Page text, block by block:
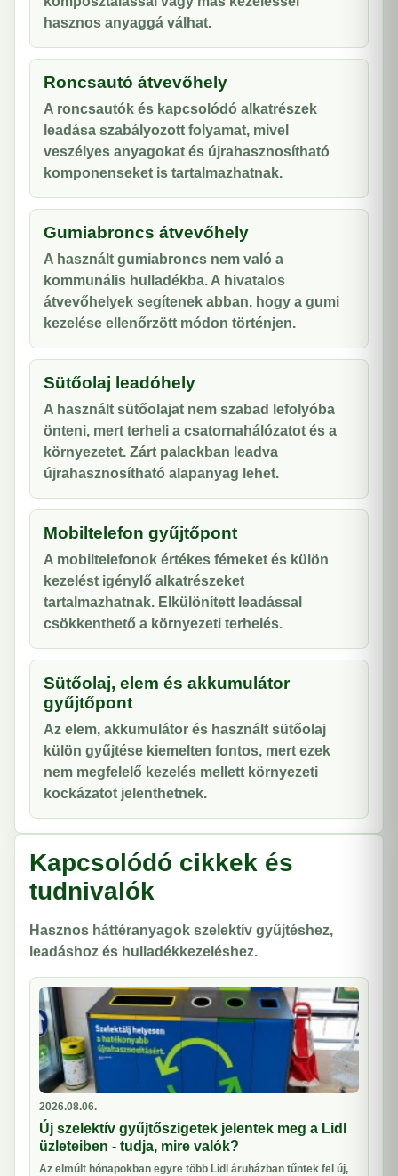
hasznos anyaggá válhat.
Roncsautó átvevőhely
A roncsautók és kapcsolódó alkatrészek
leadása szabályozott folyamat, mivel
veszélyes anyagokat és újrahasznosítható
komponenseket is tartalmazhatnak.
Gumiabroncs átvevőhely
A használt gumiabroncs nem való a
kommunális hulladékba. A hivatalos
átvevőhelyek segítenek abban, hogy a gumi
kezelése ellenőrzött módon történjen.
Sütőolaj leadóhely
A használt sütőolajat nem szabad lefolyóba
önteni, mert terheli a csatornahálózatot és a
környezetet. Zárt palackban leadva
újrahasznosítható alapanyag lehet.
Mobiltelefon gyűjtőpont
A mobiltelefonok értékes fémeket és külön
kezelést igénylő alkatrészeket
tartalmazhatnak. Elkülönített leadással
csökkenthető a környezeti terhelés.
Sütőolaj, elem és akkumulátor
gyűjtőpont
Az elem, akkumulátor és használt sütőolaj
külön gyűjtése kiemelten fontos, mert ezek
nem megfelelő kezelés mellett környezeti
kockázatot jelenthetnek.
Kapcsolódó cikkek és
tudnivalók
Hasznos háttéranyagok szelektív gyűjtéshez,
leadáshoz és hulladékkezeléshez.
2026.08.06.
Új szelektív gyűjtőszigetek jelentek meg a Lidl
üzleteiben - tudja, mire valók?
Az elmúlt hónapokban egyre több Lidl áruházban tűntek fel új,